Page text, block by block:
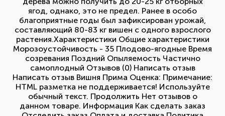
ягод, однако, это не предел. Ранее в особо
благоприятные годы был зафиксирован урожай,
составляющий 80-83 кг вишен с одного взрослого
растения.Характеристики Общие характеристики
Морозоустойчивость - 35 Плодово-ягодные Время
созревания Поздний Опыляемость Частично
самоплодный Отзывов (0) Написать отзыв
Написать отзыв Вишня Прима Оценка: Примечание:
HTML разметка не поддерживается! Используйте
обычный текст. Продолжить Нет отзывов о
данном товаре. Информация Как сделать заказ